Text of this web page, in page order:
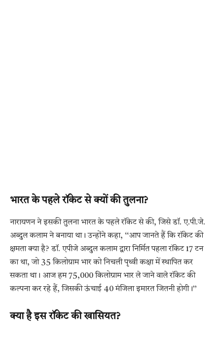
भारत के पहले रॉकेट से क्यों की तुलना?
नारायणन ने इसकी तुलना भारत के पहले रॉकेट से की, जिसे डॉ. ए.पी.जे.
अब्दुल कलाम ने बनाया था। उन्होंने कहा, ‘‘आप जानते हैं कि रॉकेट की
क्षमता क्या है? डॉ. एपीजे अब्दुल कलाम द्वारा निर्मित पहला रॉकेट 17 टन
का था, जो 35 किलोग्राम भार को निचली पृथ्वी कक्षा में स्थापित कर
सकता था। आज हम 75,000 किलोग्राम भार ले जाने वाले रॉकेट की
कल्पना कर रहे हैं, जिसकी ऊंचाई 40 मंजिला इमारत जितनी होगी।’’
क्या है इस रॉकेट की खासियत?